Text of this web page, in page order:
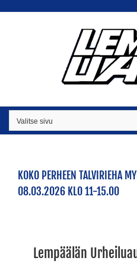
Valitse sivu
KOKO PERHEEN TALVIRIEHA
08.03.2026 KLO 11-15.00
Lempäälän